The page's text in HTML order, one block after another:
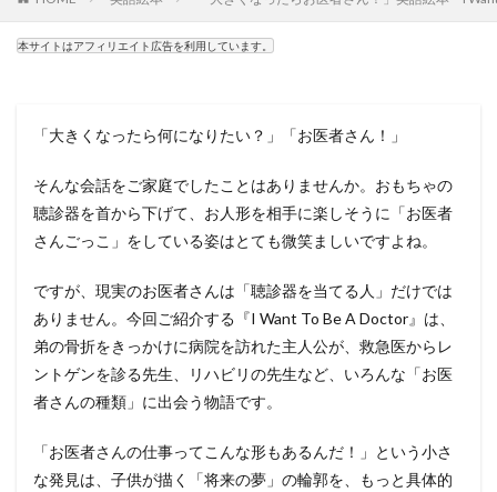
本サイトはアフィリエイト広告を利用しています。
「大きくなったら何になりたい？」「お医者さん！」
そんな会話をご家庭でしたことはありませんか。おもちゃの
聴診器を首から下げて、お人形を相手に楽しそうに「お医者
さんごっこ」をしている姿はとても微笑ましいですよね。
ですが、現実のお医者さんは「聴診器を当てる人」だけでは
ありません。今回ご紹介する『I Want To Be A Doctor』は、
弟の骨折をきっかけに病院を訪れた主人公が、救急医からレ
ントゲンを診る先生、リハビリの先生など、いろんな「お医
者さんの種類」に出会う物語です。
「お医者さんの仕事ってこんな形もあるんだ！」という小さ
な発見は、子供が描く「将来の夢」の輪郭を、もっと具体的